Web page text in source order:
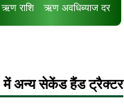
ऋण राशि ऋण अवधिब्याज दर
अन्य सेकेंड हैंड ट्रैक्टर